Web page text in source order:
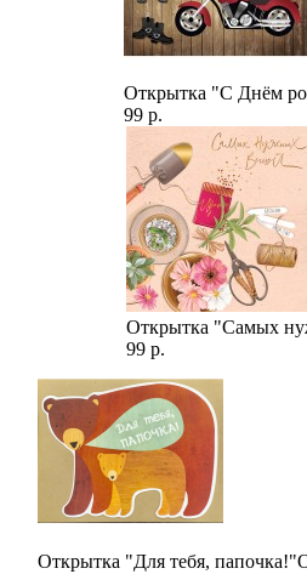
Открытка "С Днём
99 р.
Открытка "Самых
99 р.
Открытка "Для тебя, папочка!"